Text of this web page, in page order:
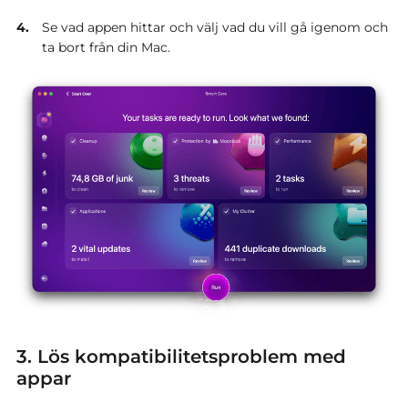
Se vad appen hittar och välj vad du vill gå igenom och
ta bort från din Mac.
3. Lös kompatibilitetsproblem med
appar